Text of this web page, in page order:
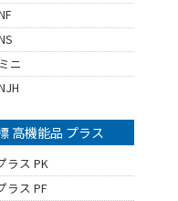
ニ
高機能品 プラス
ラス PK
ラス PF